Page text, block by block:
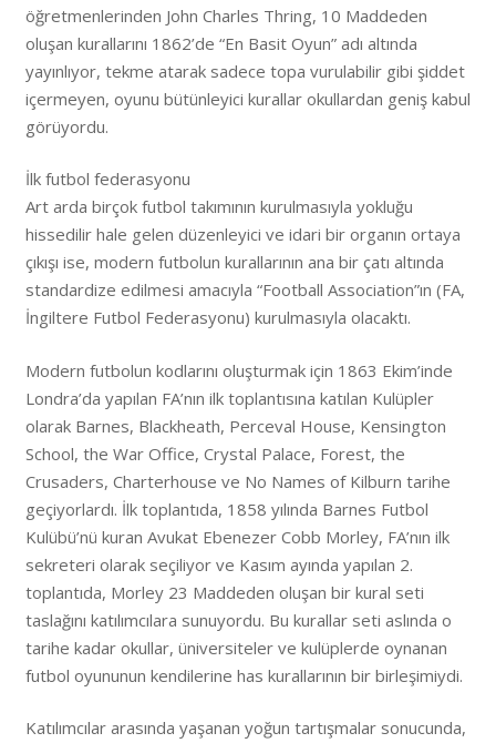
öğretmenlerinden John Charles Thring, 10 Maddeden
oluşan kurallarını 1862’de “En Basit Oyun” adı altında
yayınlıyor, tekme atarak sadece topa vurulabilir gibi şiddet
içermeyen, oyunu bütünleyici kurallar okullardan geniş kabul
görüyordu.
İlk futbol federasyonu
Art arda birçok futbol takımının kurulmasıyla yokluğu
hissedilir hale gelen düzenleyici ve idari bir organın ortaya
çıkışı ise, modern futbolun kurallarının ana bir çatı altında
standardize edilmesi amacıyla “Football Association”ın (FA,
İngiltere Futbol Federasyonu) kurulmasıyla olacaktı.
Modern futbolun kodlarını oluşturmak için 1863 Ekim’inde
Londra’da yapılan FA’nın ilk toplantısına katılan Kulüpler
olarak Barnes, Blackheath, Perceval House, Kensington
School, the War Office, Crystal Palace, Forest, the
Crusaders, Charterhouse ve No Names of Kilburn tarihe
geçiyorlardı. İlk toplantıda, 1858 yılında Barnes Futbol
Kulübü’nü kuran Avukat Ebenezer Cobb Morley, FA’nın ilk
sekreteri olarak seçiliyor ve Kasım ayında yapılan 2.
toplantıda, Morley 23 Maddeden oluşan bir kural seti
taslağını katılımcılara sunuyordu. Bu kurallar seti aslında o
tarihe kadar okullar, üniversiteler ve kulüplerde oynanan
futbol oyununun kendilerine has kurallarının bir birleşimiydi.
Katılımcılar arasında yaşanan yoğun tartışmalar sonucunda,